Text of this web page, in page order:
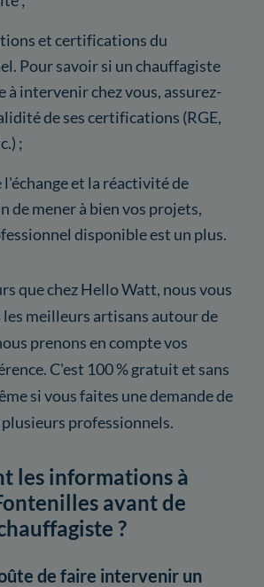
et certifications du
Pour savoir si un chauffagiste
à intervenir chez vous, assurez-
de ses certifications (RGE,
;
l'échange et la réactivité de
de mener à bien vos projets,
disponible est un plus.
que chez Hello Watt, nous vous
meilleurs artisans autour de
prenons en compte vos
C'est 100 % gratuit et sans
si vous faites une demande de
professionnels.
les informations à
avant de
?
de faire intervenir un